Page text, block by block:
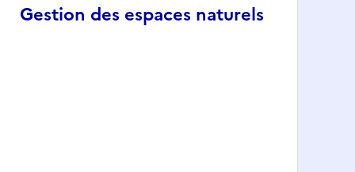
Gestion des espaces naturels